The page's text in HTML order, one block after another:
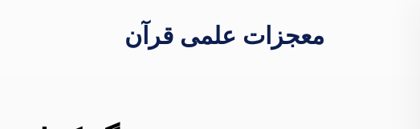
معجزات علمی قرآن